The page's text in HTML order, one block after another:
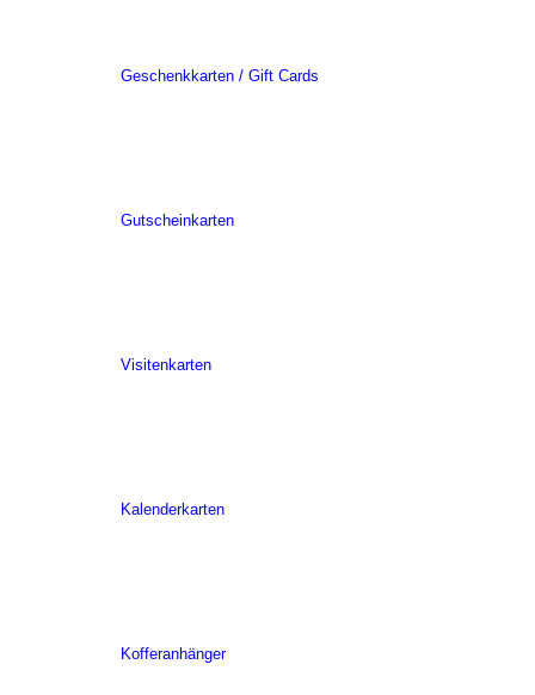
Geschenkkarten / Gift Cards
Gutscheinkarten
Visitenkarten
Kalenderkarten
Kofferanhänger